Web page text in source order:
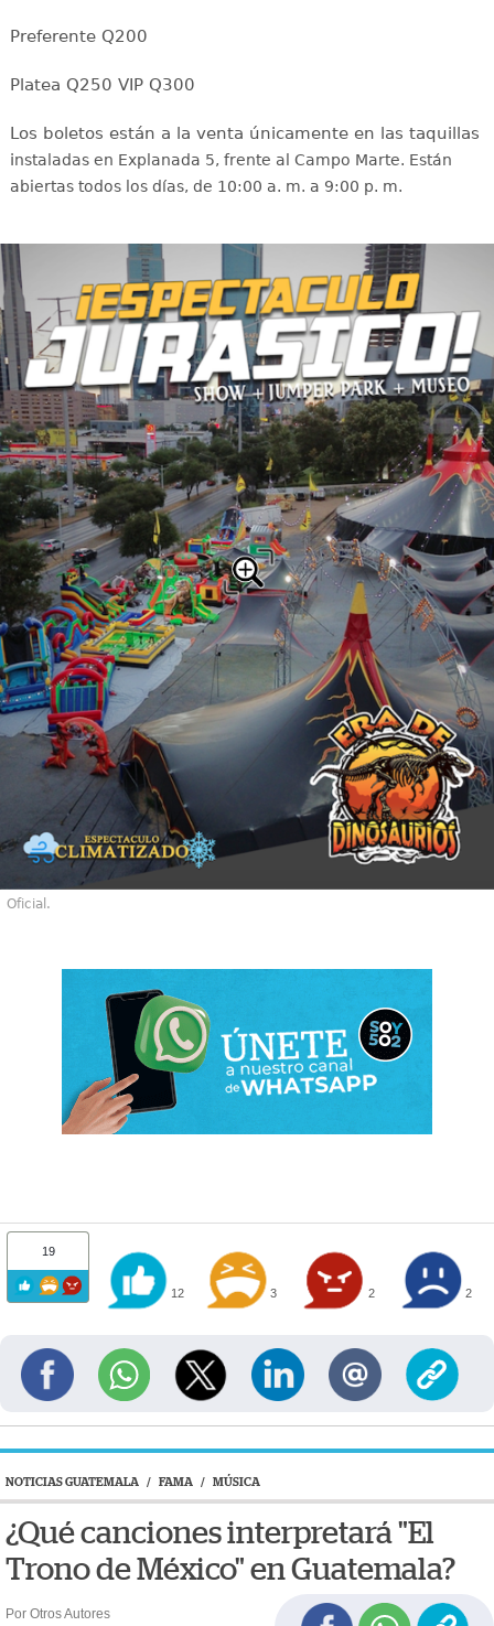
Preferente Q200
Platea Q250 VIP Q300
Los boletos están a la venta únicamente en las taquillas
instaladas en Explanada 5, frente al Campo Marte. Están
abiertas todos los días, de 10:00 a. m. a 9:00 p. m.
Oficial.
19
12 3 2 2
NOTICIAS GUATEMALA / FAMA / MÚSICA
¿Qué canciones interpretará "El
Trono de México" en Guatemala?
Por Otros Autores